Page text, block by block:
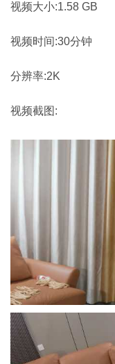
视频大小:1.58 GB
视频时间:30分钟
分辨率:2K
视频截图: